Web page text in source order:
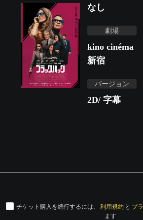
なし
劇場
kino cinéma
新宿
バージョン
2D/ 字幕
チケット購入を続行するには、 利用規約 と プ
ます